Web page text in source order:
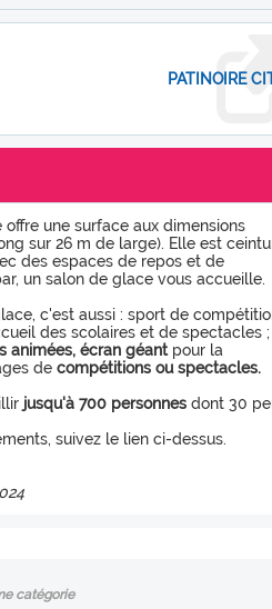
PATINOIRE
une surface aux dimensions
sur 26 m de large). Elle est
des espaces de repos et de
un salon de glace vous accueille.
c'est aussi : sport de
des scolaires et de spectacles
animées, écran géantpour la
de compétitions ou spectacles.
jusqu'à 700 personnes dont 30
suivez le lien ci-dessus.
catégorie